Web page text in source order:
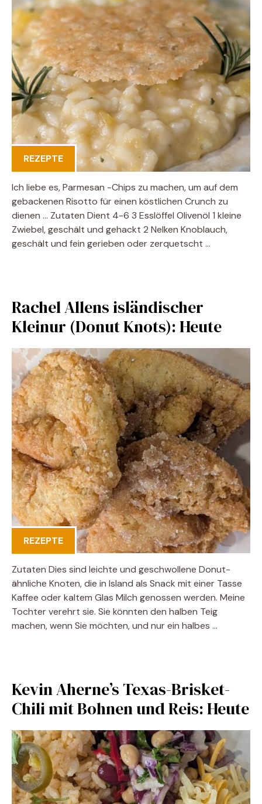
REZEPTE
Ich liebe es, Parmesan -Chips zu machen, um auf dem
gebackenen Risotto für einen köstlichen Crunch zu
dienen … Zutaten Dient 4-6 3 Esslöffel Olivenöl 1 kleine
Zwiebel, geschält und gehackt 2 Nelken Knoblauch,
geschält und fein gerieben oder zerquetscht …
Rachel Allens isländischer
Kleinur (Donut Knots): Heute
REZEPTE
Zutaten Dies sind leichte und geschwollene Donut-
ähnliche Knoten, die in Island als Snack mit einer Tasse
Kaffee oder kaltem Glas Milch genossen werden. Meine
Tochter verehrt sie. Sie könnten den halben Teig
machen, wenn Sie möchten, und nur ein halbes …
Kevin Aherne’s Texas-Brisket-
Chili mit Bohnen und Reis: Heute